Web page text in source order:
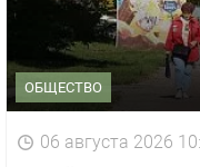
ОБЩЕСТВО
06 августа 2026